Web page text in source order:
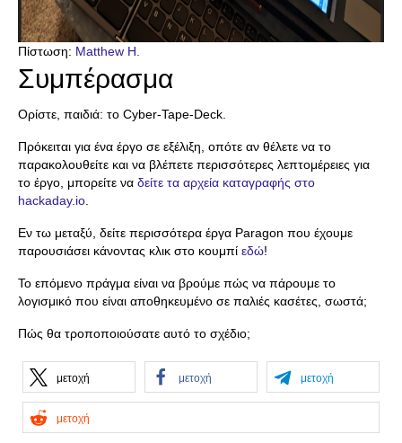
Πίστωση: Matthew H.
Συμπέρασμα
Ορίστε, παιδιά: το Cyber-Tape-Deck.
Πρόκειται για ένα έργο σε εξέλιξη, οπότε αν θέλετε να το
παρακολουθείτε και να βλέπετε περισσότερες λεπτομέρειες για
το έργο, μπορείτε να δείτε τα αρχεία καταγραφής στο
hackaday.io.
Εν τω μεταξύ, δείτε περισσότερα έργα Paragon που έχουμε
παρουσιάσει κάνοντας κλικ στο κουμπί εδώ!
Το επόμενο πράγμα είναι να βρούμε πώς να πάρουμε το
λογισμικό που είναι αποθηκευμένο σε παλιές κασέτες, σωστά;
Πώς θα τροποποιούσατε αυτό το σχέδιο;
μετοχή μετοχή μετοχή
μετοχή